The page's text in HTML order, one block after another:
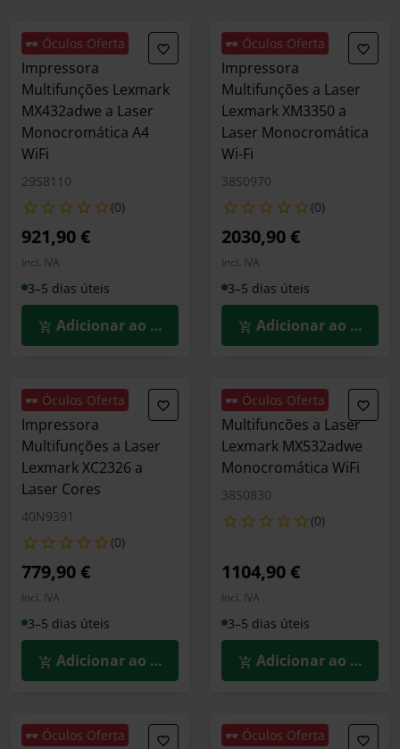
🕶️ Óculos Oferta
Impressora
Multifunções Lexmark
MX432adwe a Laser
Monocromática A4
WiFi
29S8110
(0)
921,90 €
Incl. IVA
3–5 dias úteis
Adicionar ao Carrinho
🕶️ Óculos Oferta
Impressora
Multifunções a Laser
Lexmark XM3350 a
Laser Monocromática
Wi-Fi
38S0970
(0)
2030,90 €
Incl. IVA
3–5 dias úteis
Adicionar ao
🕶️ Óculos Oferta
Impressora
Multifunções a Laser
Lexmark XC2326 a
Laser Cores
40N9391
(0)
779,90 €
Incl. IVA
3–5 dias úteis
Adicionar ao Carrinho
🕶️ Óculos Oferta
Multifuncões a Laser
Lexmark MX532adwe
Monocromática WiFi
38S0830
(0)
1104,90 €
Incl. IVA
3–5 dias úteis
Adicionar ao
🕶️ Óculos Oferta 🕶️ Óculos Oferta